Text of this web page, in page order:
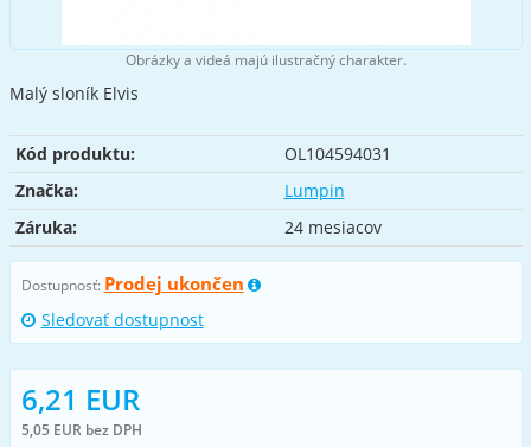
Obrázky a videá majú ilustračný charakter.
Malý sloník Elvis
Kód produktu:
OL104594031
Značka:
Lumpin
Záruka:
24 mesiacov
Dostupnosť: Prodej ukončen
Sledovať dostupnost
6,21 EUR
5,05 EUR bez DPH